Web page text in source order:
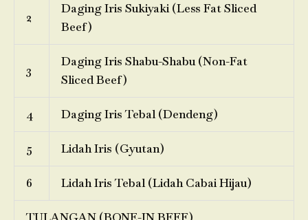
2
Daging Iris Sukiyaki (Less Fat Sliced
Beef)
3
Daging Iris Shabu-Shabu (Non-Fat
Sliced Beef)
4 Daging Iris Tebal (Dendeng)
5 Lidah Iris (Gyutan)
6 Lidah Iris Tebal (Lidah Cabai Hijau)